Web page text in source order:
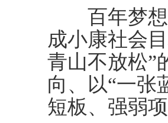
百年梦想
成小康社会
青山不放松”
向、以“一张
短板、强弱